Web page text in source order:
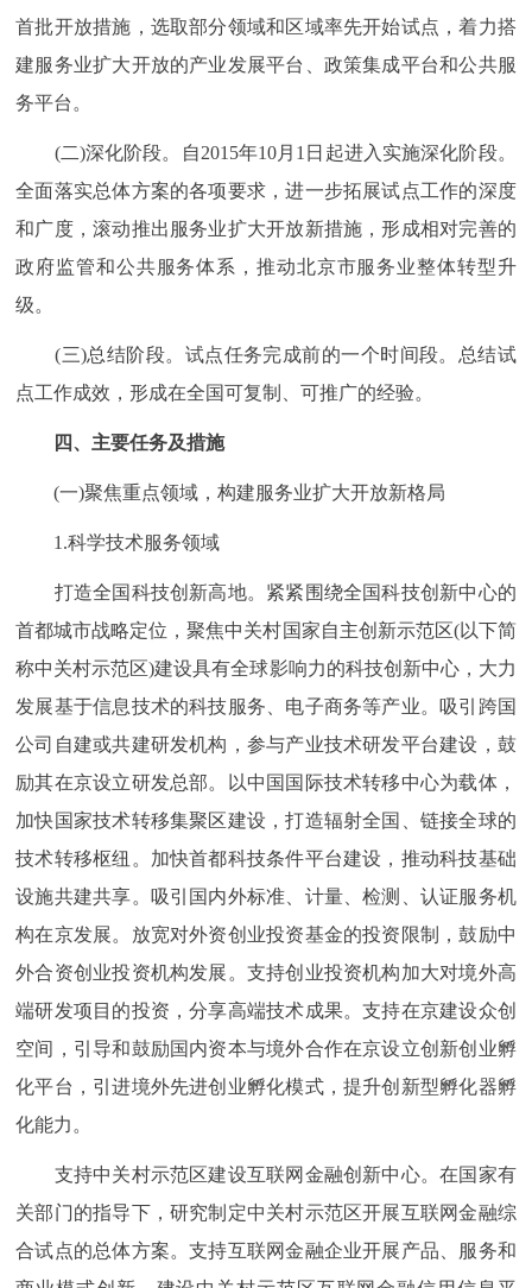
首批开放措施，选取部分领域和区域率先开始试点，着力搭
建服务业扩大开放的产业发展平台、政策集成平台和公共服
务平台。
(二)深化阶段。自2015年10月1日起进入实施深化阶段。
全面落实总体方案的各项要求，进一步拓展试点工作的深度
和广度，滚动推出服务业扩大开放新措施，形成相对完善的
政府监管和公共服务体系，推动北京市服务业整体转型升
级。
(三)总结阶段。试点任务完成前的一个时间段。总结试
点工作成效，形成在全国可复制、可推广的经验。
四、主要任务及措施
(一)聚焦重点领域，构建服务业扩大开放新格局
1.科学技术服务领域
打造全国科技创新高地。紧紧围绕全国科技创新中心的
首都城市战略定位，聚焦中关村国家自主创新示范区(以下简
称中关村示范区)建设具有全球影响力的科技创新中心，大力
发展基于信息技术的科技服务、电子商务等产业。吸引跨国
公司自建或共建研发机构，参与产业技术研发平台建设，鼓
励其在京设立研发总部。以中国国际技术转移中心为载体，
加快国家技术转移集聚区建设，打造辐射全国、链接全球的
技术转移枢纽。加快首都科技条件平台建设，推动科技基础
设施共建共享。吸引国内外标准、计量、检测、认证服务机
构在京发展。放宽对外资创业投资基金的投资限制，鼓励中
外合资创业投资机构发展。支持创业投资机构加大对境外高
端研发项目的投资，分享高端技术成果。支持在京建设众创
空间，引导和鼓励国内资本与境外合作在京设立创新创业孵
化平台，引进境外先进创业孵化模式，提升创新型孵化器孵
化能力。
支持中关村示范区建设互联网金融创新中心。在国家有
关部门的指导下，研究制定中关村示范区开展互联网金融综
合试点的总体方案。支持互联网金融企业开展产品、服务和